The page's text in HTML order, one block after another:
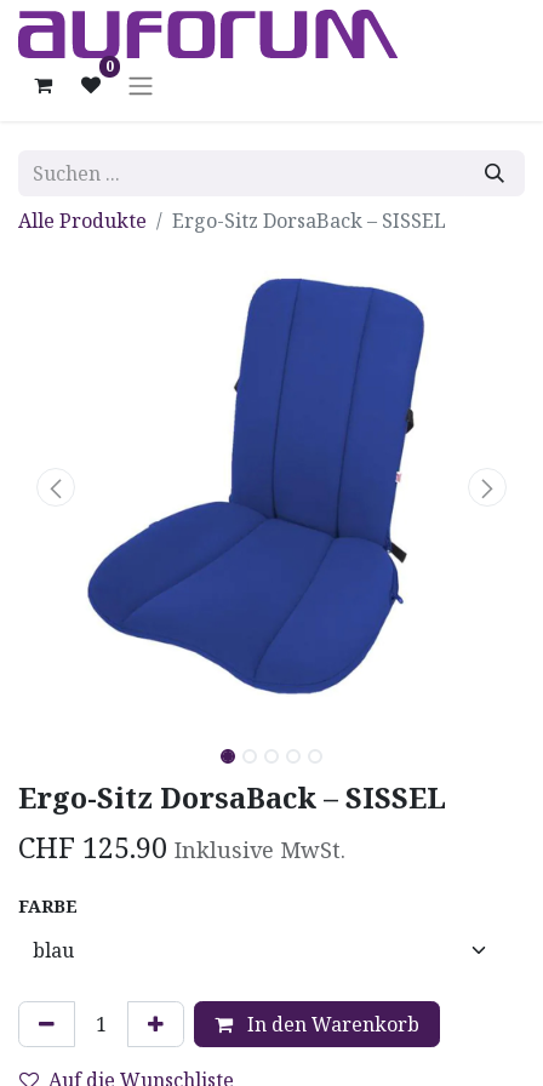
0
Alle Produkte Ergo-Sitz DorsaBack – SISSEL
Ergo-Sitz DorsaBack – SISSEL
CHF 125.90 Inklusive MwSt.
FARBE
In den Warenkorb
Auf die Wunschliste